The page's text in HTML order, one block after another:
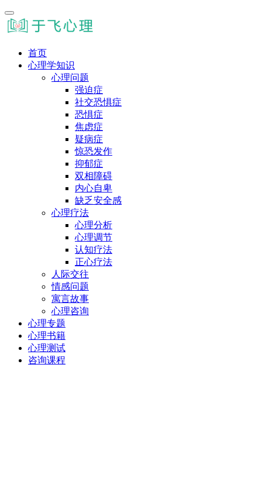
首页
心理学知识
心理问题
强迫症
社交恐惧症
恐惧症
焦虑症
疑病症
惊恐发作
抑郁症
双相障碍
内心自卑
缺乏安全感
心理疗法
心理分析
心理调节
认知疗法
正心疗法
人际交往
情感问题
寓言故事
心理咨询
心理专题
心理书籍
心理测试
咨询课程